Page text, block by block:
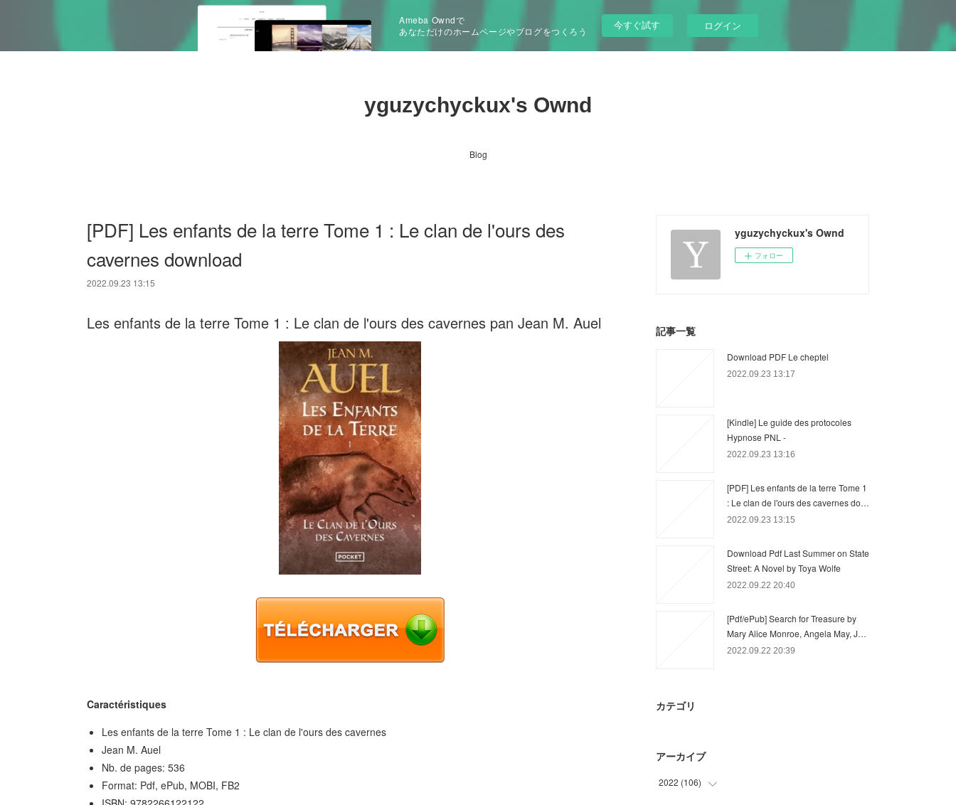
Ameba Owndで
あなただけのホームページやブログをつくろう
今すぐ試す ログイン
yguzychyckux's Ownd
Blog
[PDF] Les enfants de la terre Tome 1 : Le clan de l'ours des
cavernes download
2022.09.23 13:15
Les enfants de la terre Tome 1 : Le clan de l'ours des cavernes pan Jean M. Auel
Caractéristiques
Les enfants de la terre Tome 1 : Le clan de l'ours des cavernes
Jean M. Auel
Nb. de pages: 536
Format: Pdf, ePub, MOBI, FB2
yguzychyckux's Ownd
フォロー
記事一覧
Download PDF Le cheptel
2022.09.23 13:17
[Kindle] Le guide des protocoles
Hypnose PNL -
2022.09.23 13:16
[PDF] Les enfants de la terre Tome 1
: Le clan de l'ours des cavernes do…
2022.09.23 13:15
Download Pdf Last Summer on State
Street: A Novel by Toya Wolfe
2022.09.22 20:40
[Pdf/ePub] Search for Treasure by
Mary Alice Monroe, Angela May, J…
2022.09.22 20:39
カテゴリ
アーカイブ
2022 (106)